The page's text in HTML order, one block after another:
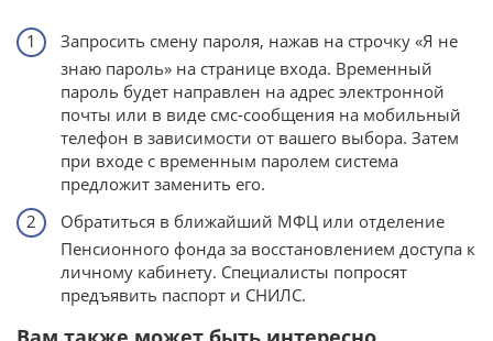
Запросить смену пароля, нажав на строчку «Я не
знаю пароль» на странице входа. Временный
пароль будет направлен на адрес электронной
почты или в виде смс-сообщения на мобильный
телефон в зависимости от вашего выбора. Затем
при входе с временным паролем система
предложит заменить его.
Обратиться в ближайший МФЦ или отделение
Пенсионного фонда за восстановлением доступа к
личному кабинету. Специалисты попросят
предъявить паспорт и СНИЛС.